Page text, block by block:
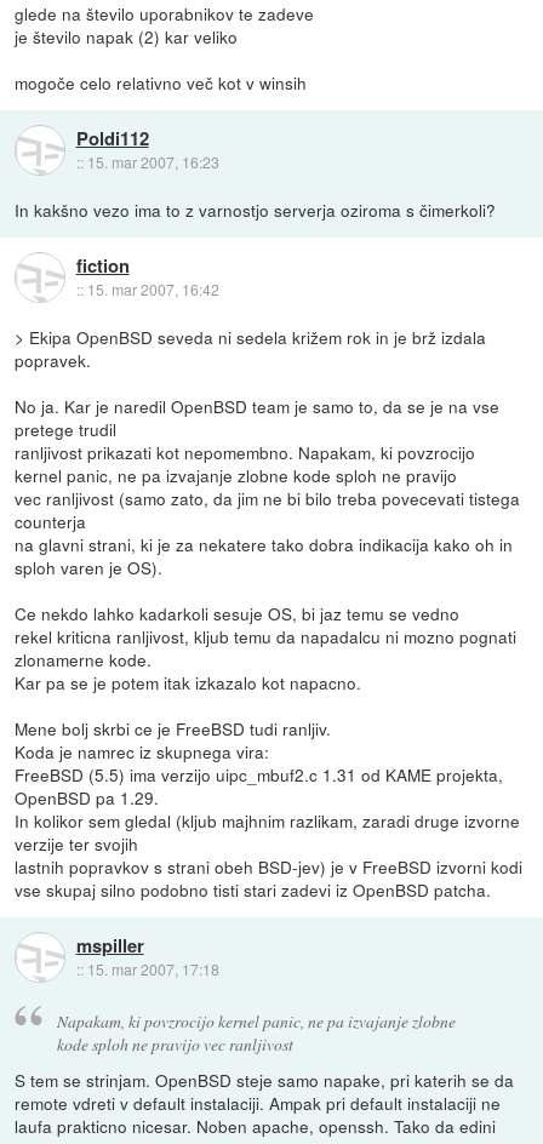
glede na število uporabnikov te zadeve
je število napak (2) kar veliko
mogoče celo relativno več kot v winsih
Poldi112
:: 15. mar 2007, 16:23
In kakšno vezo ima to z varnostjo serverja oziroma s čimerkoli?
fiction
:: 15. mar 2007, 16:42
> Ekipa OpenBSD seveda ni sedela križem rok in je brž izdala
popravek.
No ja. Kar je naredil OpenBSD team je samo to, da se je na vse
pretege trudil
ranljivost prikazati kot nepomembno. Napakam, ki povzrocijo
kernel panic, ne pa izvajanje zlobne kode sploh ne pravijo
vec ranljivost (samo zato, da jim ne bi bilo treba povecevati tistega
counterja
na glavni strani, ki je za nekatere tako dobra indikacija kako oh in
sploh varen je OS).
Ce nekdo lahko kadarkoli sesuje OS, bi jaz temu se vedno
rekel kriticna ranljivost, kljub temu da napadalcu ni mozno pognati
zlonamerne kode.
Kar pa se je potem itak izkazalo kot napacno.
Mene bolj skrbi ce je FreeBSD tudi ranljiv.
Koda je namrec iz skupnega vira:
FreeBSD (5.5) ima verzijo uipc_mbuf2.c 1.31 od KAME projekta,
OpenBSD pa 1.29.
In kolikor sem gledal (kljub majhnim razlikam, zaradi druge izvorne
verzije ter svojih
lastnih popravkov s strani obeh BSD-jev) je v FreeBSD izvorni kodi
vse skupaj silno podobno tisti stari zadevi iz OpenBSD patcha.
mspiller
:: 15. mar 2007, 17:18
Napakam, ki povzrocijo kernel panic, ne pa izvajanje zlobne
kode sploh ne pravijo vec ranljivost
S tem se strinjam. OpenBSD steje samo napake, pri katerih se da
remote vdreti v default instalaciji. Ampak pri default instalaciji ne
laufa prakticno nicesar. Noben apache, openssh. Tako da edini